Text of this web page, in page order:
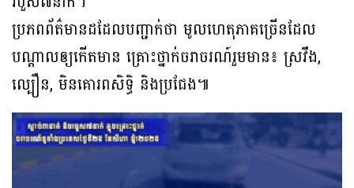
ប្រភពព័ត៌មានដដែលបញ្ជាក់ថា មូលហេតុភាគច្រើនដែល
បណ្ដាលឲ្យកើតមាន គ្រោះថ្នាក់ចរាចរណ៍រួមមាន៖ ស្រវឹង,
ល្បឿន, មិនគោរពសិទិ្ធ និងប្រជែង៕